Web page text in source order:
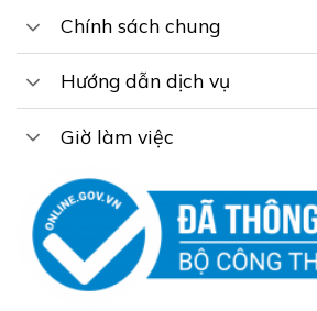
Chính sách chung
Hướng dẫn dịch vụ
Giờ làm việc